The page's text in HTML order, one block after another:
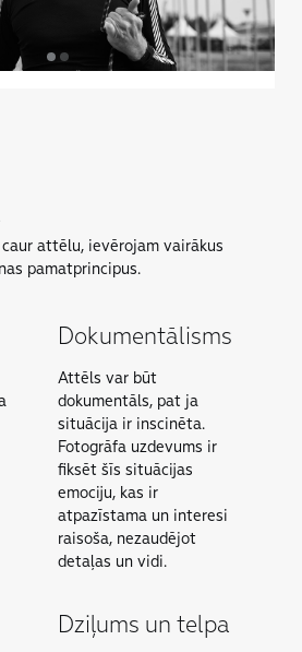
attēlu, ievērojam vairākus
pamatprincipus.
Dokumentālisms
Attēls var būt
dokumentāls, pat ja
situācija ir inscinēta.
Fotogrāfa uzdevums ir
fiksēt šīs situācijas
emociju, kas ir
atpazīstama un interesi
raisoša, nezaudējot
detaļas un vidi.
Dziļums un telpa